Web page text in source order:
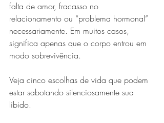
falta de amor, fracasso no
relacionamento ou “problema hormonal”
necessariamente. Em muitos casos,
significa apenas que o corpo entrou em
modo sobrevivência.
Veja cinco escolhas de vida que podem
estar sabotando silenciosamente sua
libido.